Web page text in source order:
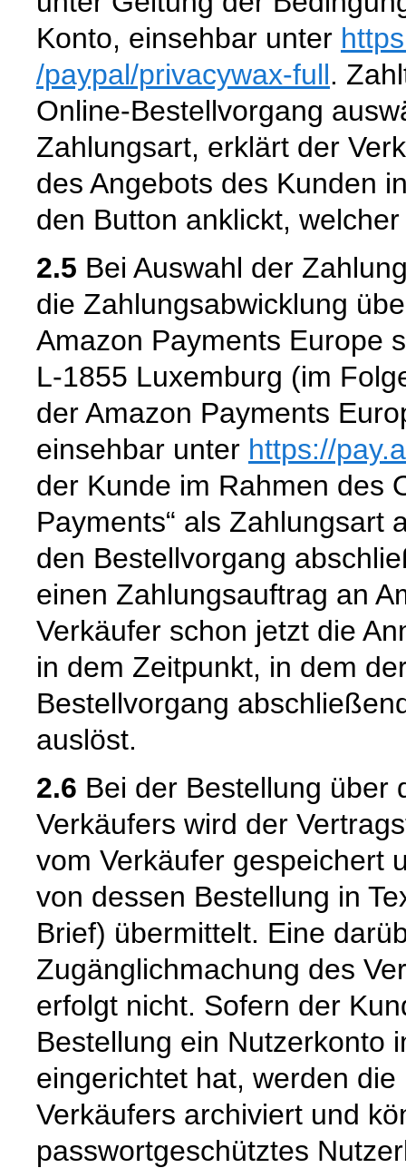
Konto, einsehbar unter
/paypal/privacywax-full.
Online-Bestellvorgang
Zahlungsart, erklärt der
des Angebots des Kunden
den Button anklickt,
2.5 Bei Auswahl der
die Zahlungsabwicklung
Amazon Payments Europe
L-1855 Luxemburg (im
der Amazon Payments
einsehbar unter https://
der Kunde im Rahmen des
Payments“ als Zahlungsart
den Bestellvorgang
einen Zahlungsauftrag an
Verkäufer schon jetzt die
in dem Zeitpunkt, in dem
Bestellvorgang
auslöst.
2.6 Bei der Bestellung über
Verkäufers wird der
vom Verkäufer gespeichert
von dessen Bestellung in
Brief) übermittelt. Eine
Zugänglichmachung des
erfolgt nicht. Sofern der
Bestellung ein Nutzerkonto
eingerichtet hat, werden
Verkäufers archiviert und
passwortgeschütztes